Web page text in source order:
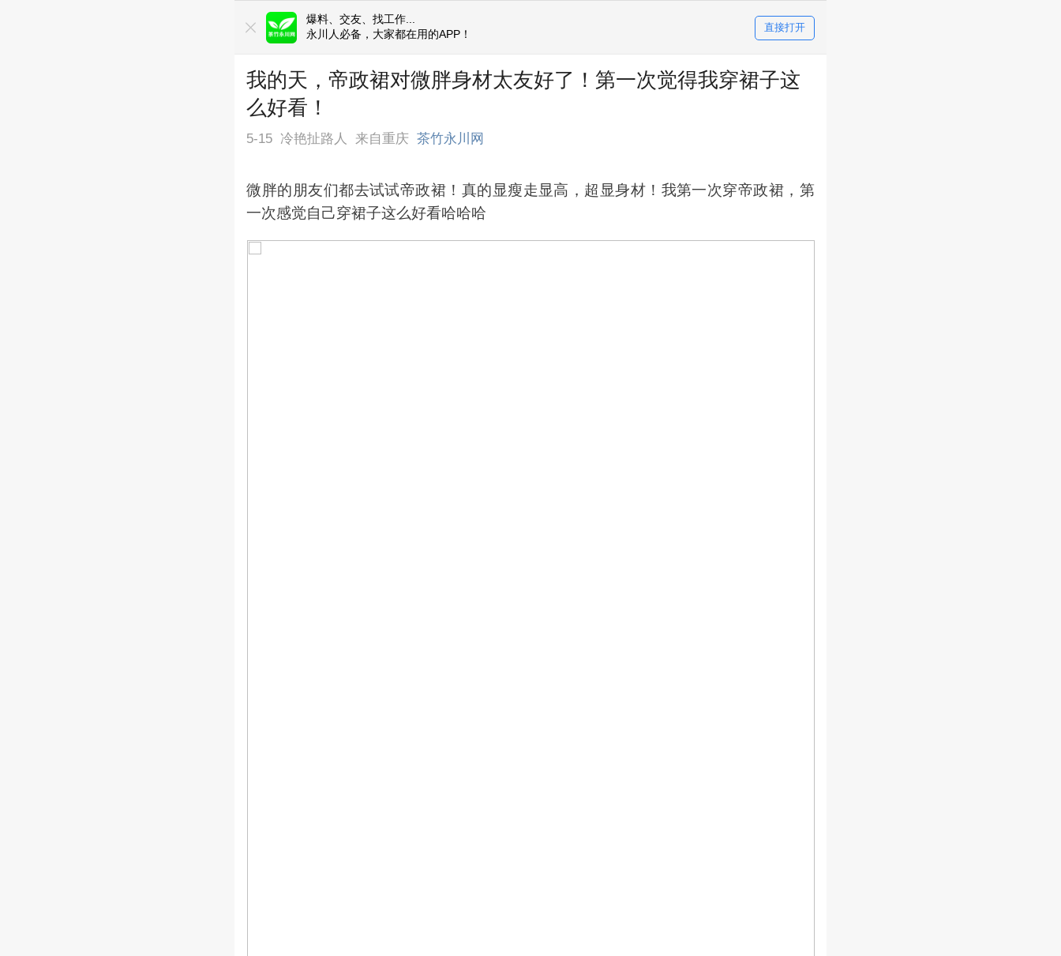
爆料、交友、找工作...
永川人必备，大家都在用的APP！
直接打开
我的天，帝政裙对微胖身材太友好了！第一次觉得我穿裙子这
么好看！
5-15 冷艳扯路人 来自重庆 茶竹永川网
微胖的朋友们都去试试帝政裙！真的显瘦走显高，超显身材！我第一次穿帝政裙，第
一次感觉自己穿裙子这么好看哈哈哈